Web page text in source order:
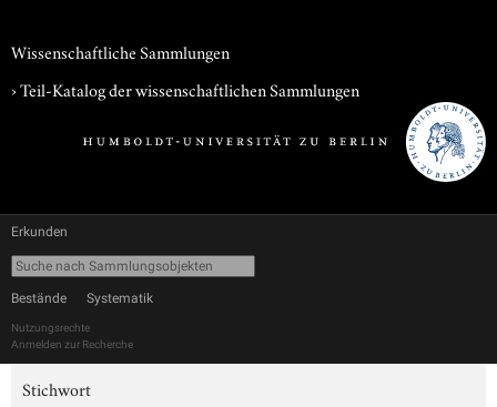
Wissenschaftliche Sammlungen
› Teil-Katalog der wissenschaftlichen Sammlungen
Erkunden
Bestände Systematik
Nutzungsrechte
Anmelden zur Recherche
Stichwort